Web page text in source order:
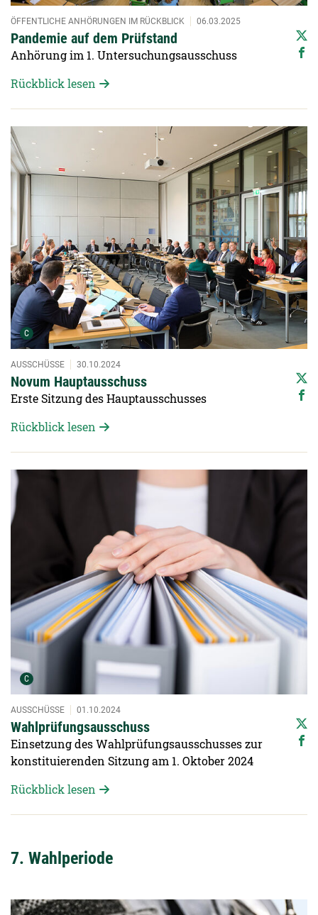
Pandemie auf dem Prüfstand
ÖFFENTLICHE ANHÖRUNGEN IM RÜCKBLICK 06.03.2025
Anhörung im 1. Untersuchungsausschuss
Rückblick lesen
Detailansicht öffnen:
C Urheber der Grafik:
Novum Hauptausschuss
AUSSCHÜSSE 30.10.2024
Erste Sitzung des Hauptausschusses
Rückblick lesen
Detailansicht öffnen:
C
Wahlprüfungsausschuss
AUSSCHÜSSE 01.10.2024
Einsetzung des Wahlprüfungsausschusses zur
konstituierenden Sitzung am 1. Oktober 2024
Rückblick lesen
7. Wahlperiode
Detailansicht öffnen: